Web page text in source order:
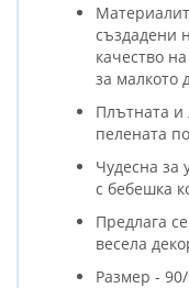
създадени
качество
за малкото
Плътната и
пелената
Чудесна за
с бебешка
Предлага
весела
Размер -